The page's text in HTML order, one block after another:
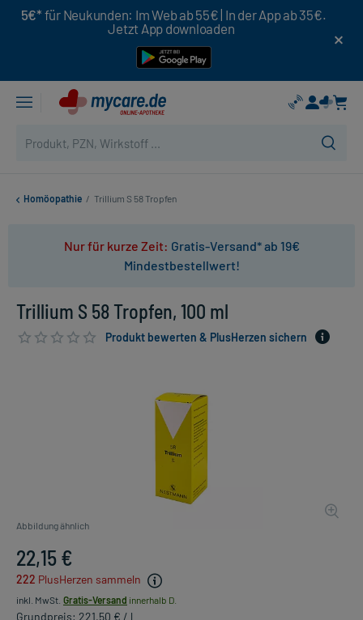
5€* für Neukunden: Im Web ab 55€ | In der App ab 35€.
Jetzt App downloaden
Homöopathie / Trillium S 58 Tropfen
Nur für kurze Zeit: Gratis-Versand* ab 19€
Mindestbestellwert!
Trillium S 58 Tropfen, 100 ml
Produkt bewerten & PlusHerzen sichern
Abbildung ähnlich
22,15 €
222 PlusHerzen sammeln
inkl. MwSt. Gratis-Versand innerhalb D.
Grundpreis: 221,50 € / l